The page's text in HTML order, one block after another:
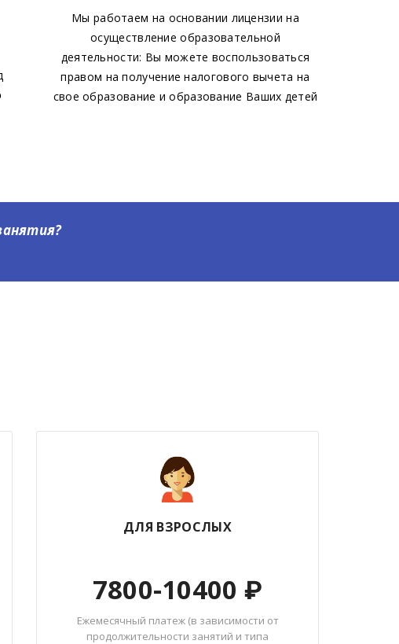
Мы работаем на основании лицензии на
осуществление образовательной
деятельности: Вы можете воспользоваться
правом на получение налогового вычета на
свое образование и образование Ваших детей
ДЛЯ ВЗРОСЛЫХ
7800-10400 ₽
Ежемесячный платеж (в зависимости от
продолжительности занятий и типа